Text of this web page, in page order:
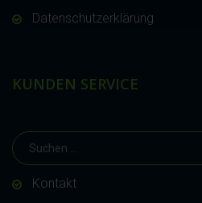
Datenschutzerklärung
KUNDEN SERVICE
Kontakt